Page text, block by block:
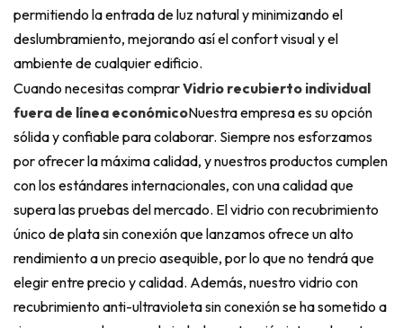
permitiendo la entrada de luz natural y minimizando el
deslumbramiento, mejorando así el confort visual y el
ambiente de cualquier edificio.
Cuando necesitas comprarVidrio recubierto individual
fuera de línea económicoNuestra empresa es su opción
sólida y confiable para colaborar. Siempre nos esforzamos
por ofrecer la máxima calidad, y nuestros productos cumplen
con los estándares internacionales, con una calidad que
supera las pruebas del mercado. El vidrio con recubrimiento
único de plata sin conexión que lanzamos ofrece un alto
rendimiento a un precio asequible, por lo que no tendrá que
elegir entre precio y calidad. Además, nuestro vidrio con
recubrimiento anti-ultravioleta sin conexión se ha sometido a